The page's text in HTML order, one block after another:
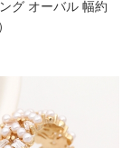
グ オーバル 幅約